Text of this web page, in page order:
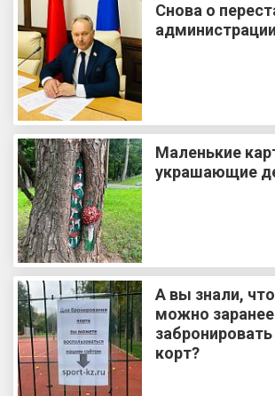
Снова о
администрации
Маленькие
украшающие
А вы знали,
можно заранее
корт?